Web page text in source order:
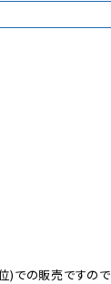
)での販売ですので